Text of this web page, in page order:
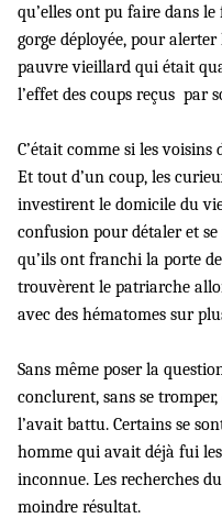
qu’elles ont pu faire dans le
gorge déployée, pour
pauvre vieillard qui était
l’effet des coups reçus par
C’était comme si les
Et tout d’un coup, les
investirent le domicile du
confusion pour détaler et
qu’ils ont franchi la porte
trouvèrent le patriarche
avec des hématomes sur
Sans même poser la
conclurent, sans se
l’avait battu. Certains se
homme qui avait déjà fui
inconnue. Les recherches
moindre résultat.